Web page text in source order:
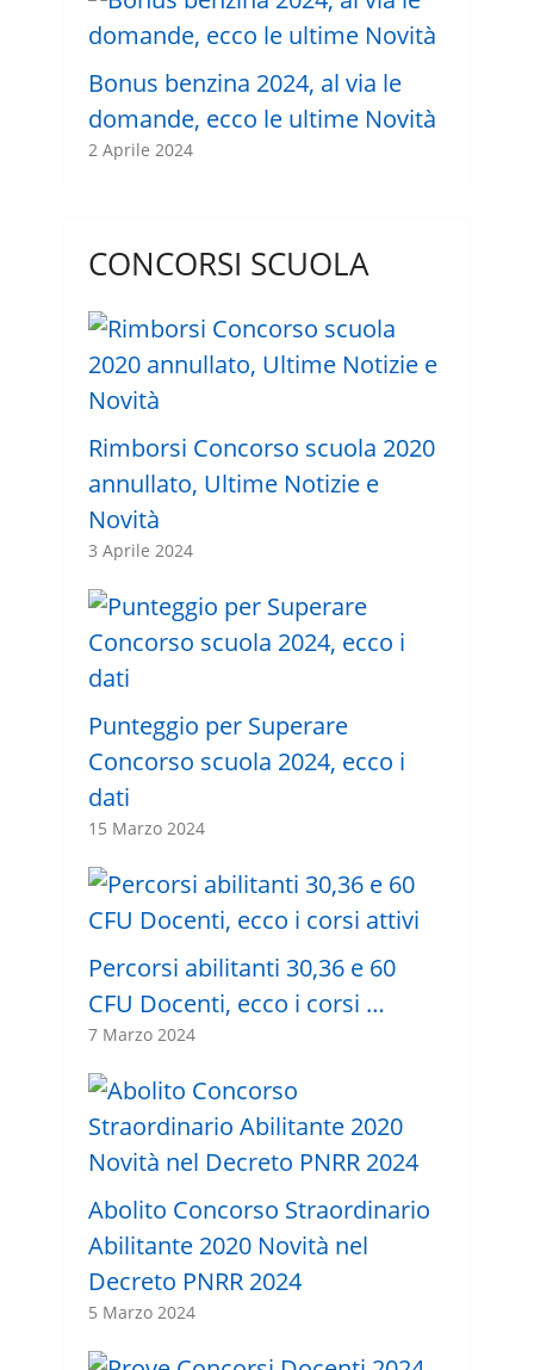
Bonus benzina 2024, al via le
domande, ecco le ultime Novità
2 Aprile 2024
CONCORSI SCUOLA
Rimborsi Concorso scuola 2020
annullato, Ultime Notizie e
Novità
3 Aprile 2024
Punteggio per Superare
Concorso scuola 2024, ecco i
dati
15 Marzo 2024
Percorsi abilitanti 30,36 e 60
CFU Docenti, ecco i corsi …
7 Marzo 2024
Abolito Concorso Straordinario
Abilitante 2020 Novità nel
Decreto PNRR 2024
5 Marzo 2024